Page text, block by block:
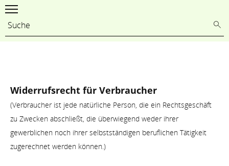
Widerrufsrecht für Verbraucher
(Verbraucher ist jede natürliche Person, die ein Rechtsgeschäft
zu Zwecken abschließt, die überwiegend weder ihrer
gewerblichen noch ihrer selbstständigen beruflichen Tätigkeit
zugerechnet werden können.)